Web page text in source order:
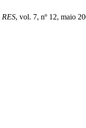
RES, vol. 7, nº 12, maio